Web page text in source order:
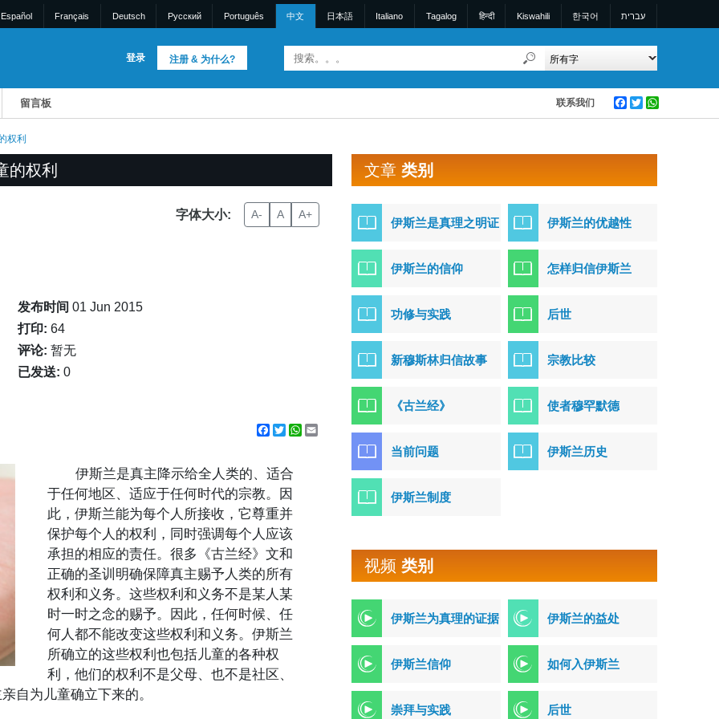
Español Français Deutsch Pусский Português 中文 日本語 Italiano Tagalog हिन्दी Kiswahili 한국어 עברית
注册 & 为什么?
登录
留言板 Facebook
Twitter
联系我们
权利
的权利
字体大小: A- A A+
发布时间 01 Jun 2015
打印: 64
评论: 暂无
已发送: 0
Facebook
TwitterWhatsApp
伊斯兰是真主降示给全人类的、适合
于任何地区、适应于任何时代的宗教。因
此，伊斯兰能为每个人所接收，它尊重并
保护每个人的权利，同时强调每个人应该
承担的相应的责任。很多《古兰经》文和
正确的圣训明确保障真主赐予人类的所有
权利和义务。这些权利和义务不是某人某
时一时之念的赐予。因此，任何时候、任
何人都不能改变这些权利和义务。伊斯兰
所确立的这些权利也包括儿童的各种权
利，他们的权利不是父母、也不是社区、
自为儿童确立下来的。
文章类别
伊斯兰是真理之明证 伊斯兰的优越性
伊斯兰的信仰 怎样归信伊斯兰
功修与实践 后世
新穆斯林归信故事 宗教比较
《古兰经》 使者穆罕默德
当前问题 伊斯兰历史
伊斯兰制度
视频类别
伊斯兰为真理的证据 伊斯兰的益处
伊斯兰信仰 如何入伊斯兰
崇拜与实践 后世